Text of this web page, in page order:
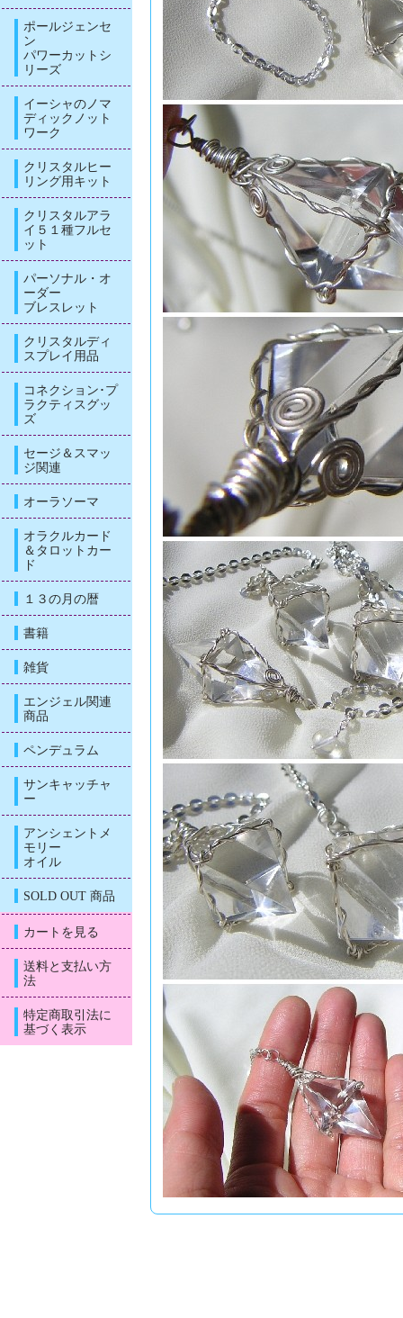
ポールジェンセ
ン
パワーカットシ
リーズ
イーシャのノマ
ディックノット
ワーク
クリスタルヒー
リング用キット
クリスタルアラ
イ５１種フルセ
ット
パーソナル・オ
ーダー
ブレスレット
クリスタルディ
スプレイ用品
コネクション･プ
ラクティスグッ
ズ
セージ＆スマッ
ジ関連
オーラソーマ
オラクルカード
＆タロットカー
ド
１３の月の暦
書籍
雑貨
エンジェル関連
商品
ペンデュラム
サンキャッチャ
ー
アンシェントメ
モリー
オイル
SOLD OUT 商品
カートを見る
送料と支払い方
法
特定商取引法に
基づく表示